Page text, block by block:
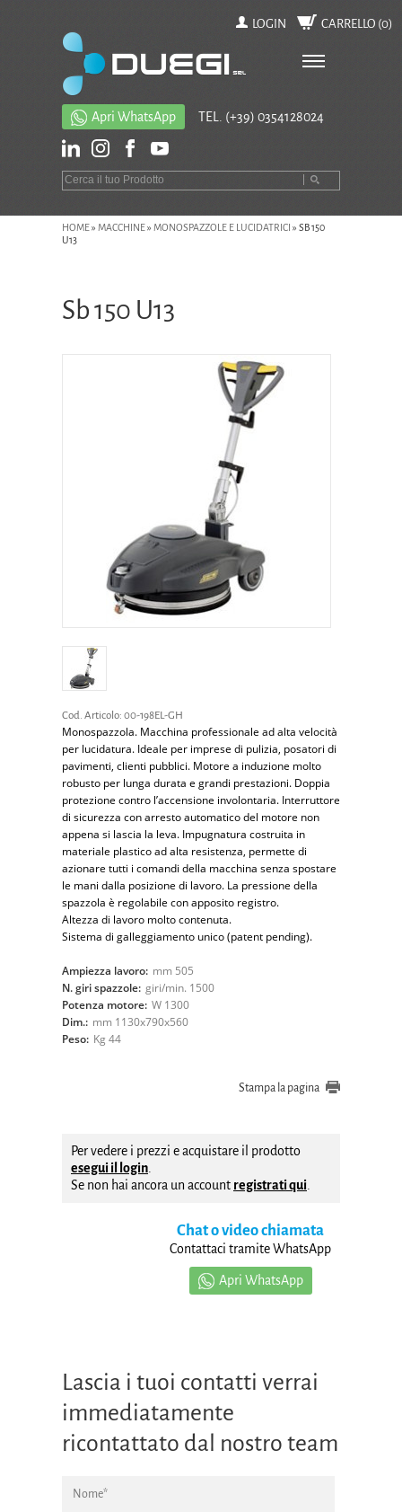
LOGIN CARRELLO (0)
Apri WhatsApp TEL. (+39) 0354128024
HOME» MACCHINE» MONOSPAZZOLE E LUCIDATRICI » SB 150
U13
Sb 150 U13
Cod. Articolo: 00-198EL-GH
Monospazzola. Macchina professionale ad alta velocità
per lucidatura. Ideale per imprese di pulizia, posatori di
pavimenti, clienti pubblici. Motore a induzione molto
robusto per lunga durata e grandi prestazioni. Doppia
protezione contro l’accensione involontaria. Interruttore
di sicurezza con arresto automatico del motore non
appena si lascia la leva. Impugnatura costruita in
materiale plastico ad alta resistenza, permette di
azionare tutti i comandi della macchina senza spostare
le mani dalla posizione di lavoro. La pressione della
spazzola è regolabile con apposito registro.
Altezza di lavoro molto contenuta.
Sistema di galleggiamento unico (patent pending).
Ampiezza lavoro: mm 505
N. giri spazzole: giri/min. 1500
Potenza motore: W 1300
Dim.: mm 1130x790x560
Peso: Kg 44
Stampa la pagina
Per vedere i prezzi e acquistare il prodotto
esegui il login
Se non hai ancora un account registrati qui
Chat o video chiamata
Contattaci tramite WhatsApp
Apri WhatsApp
Lascia i tuoi contatti verrai
immediatamente
ricontattato dal nostro team